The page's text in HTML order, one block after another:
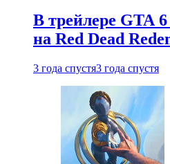
В трейлере GTA
на Red Dead
3 года спустя3 года спустя